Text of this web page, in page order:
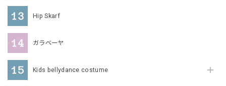
Hip Skarf
ガラベーヤ
Kids bellydance costume